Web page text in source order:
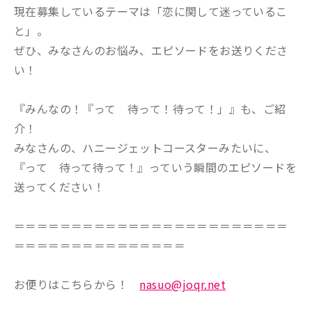
現在募集しているテーマは「恋に関して迷っているこ
と」。
ぜひ、みなさんのお悩み、エピソードをお送りくださ
い！
『みんなの！『って 待って！待って！」』も、ご紹
介！
みなさんの、ハニージェットコースターみたいに、
『って 待って待って！』っていう瞬間のエピソードを
送ってください！
＝＝＝＝＝＝＝＝＝＝＝＝＝＝＝＝＝＝＝＝＝＝＝＝
＝＝＝＝＝＝＝＝＝＝＝＝＝＝＝
お便りはこちらから！ nasuo@joqr.net